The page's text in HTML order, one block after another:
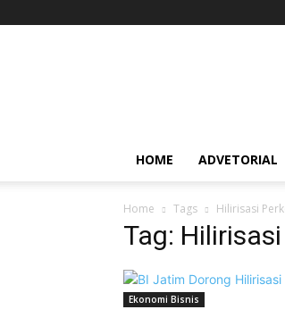
HOME ADVETORIAL
Home Tags Hilirisasi
Tag:
Ekonomi Bisnis